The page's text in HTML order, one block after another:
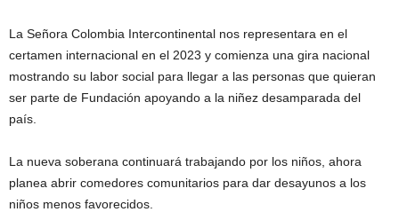
La Señora Colombia Intercontinental nos representara en el
certamen internacional en el 2023 y comienza una gira nacional
mostrando su labor social para llegar a las personas que quieran
ser parte de Fundación apoyando a la niñez desamparada del
país.
La nueva soberana continuará trabajando por los niños, ahora
planea abrir comedores comunitarios para dar desayunos a los
niños menos favorecidos.